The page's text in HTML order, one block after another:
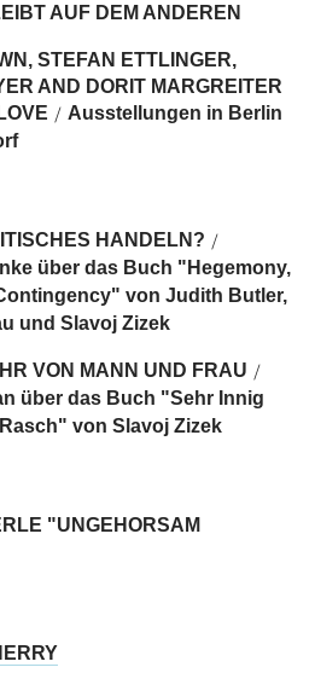
AUF DEM ANDEREN
STEFAN ETTLINGER,
AND DORIT MARGREITER
/ Ausstellungen in Berlin
HANDELN? /
über das Buch "Hegemony,
von Judith Butler,
und Slavoj Zizek
VON MANN UND FRAU /
über das Buch "Sehr Innig
von Slavoj Zizek
"UNGEHORSAM